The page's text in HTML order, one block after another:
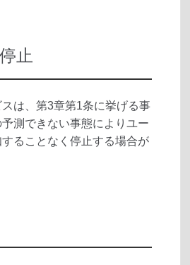
止
は、第3章第1条に挙げる事
測できない事態によりユー
ることなく停止する場合が